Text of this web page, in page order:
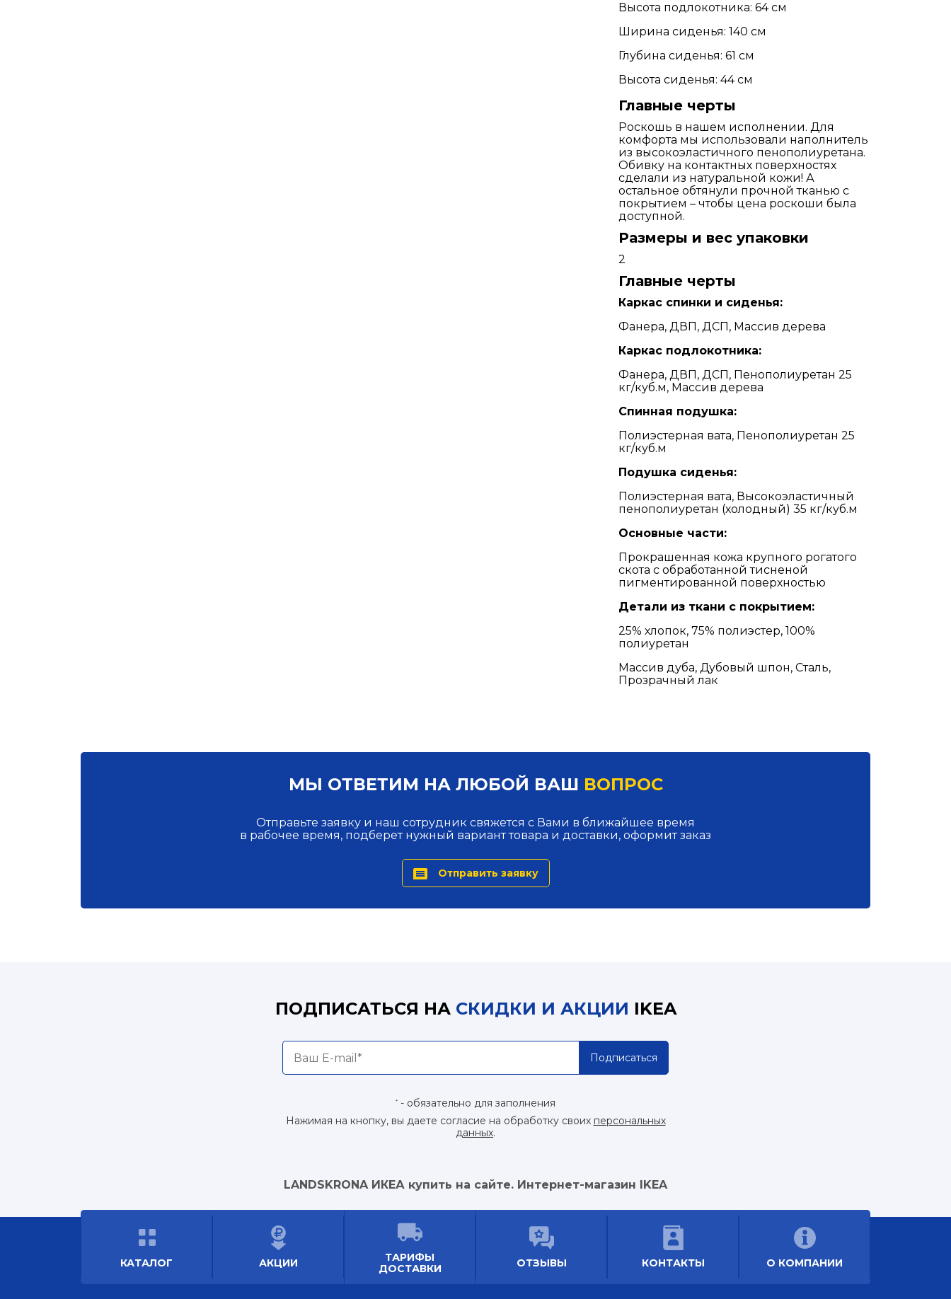
Высота подлокотника: 64 см
Ширина сиденья: 140 см
Глубина сиденья: 61 см
Высота сиденья: 44 см
Главные черты
Роскошь в нашем исполнении. Для
комфорта мы использовали наполнитель
из высокоэластичного пенополиуретана.
Обивку на контактных поверхностях
сделали из натуральной кожи! А
остальное обтянули прочной тканью с
покрытием – чтобы цена роскоши была
доступной.
Размеры и вес упаковки
2
Главные черты
Каркас спинки и сиденья:
Фанера, ДВП, ДСП, Массив дерева
Каркас подлокотника:
Фанера, ДВП, ДСП, Пенополиуретан 25
кг/куб.м, Массив дерева
Спинная подушка:
Полиэстерная вата, Пенополиуретан 25
кг/куб.м
Подушка сиденья:
Полиэстерная вата, Высокоэластичный
пенополиуретан (холодный) 35 кг/куб.м
Основные части:
Прокрашенная кожа крупного рогатого
скота с обработанной тисненой
пигментированной поверхностью
Детали из ткани с покрытием:
25% хлопок, 75% полиэстер, 100%
полиуретан
Массив дуба, Дубовый шпон, Сталь,
Прозрачный лак
МЫ ОТВЕТИМ НА ЛЮБОЙ ВАШ ВОПРОС
Отправьте заявку и наш сотрудник свяжется с Вами в ближайшее время
в рабочее время, подберет нужный вариант товара и доставки, оформит заказ
Отправить заявку
ПОДПИСАТЬСЯ НА СКИДКИ И АКЦИИ IKEA
Подписаться
* - обязательно для заполнения
Нажимая на кнопку, вы даете согласие на обработку своих персональных
данных.
LANDSKRONA ИКЕА купить на сайте. Интернет-магазин IKEA
КАТАЛОГ АКЦИИ
ТАРИФЫ
ДОСТАВКИ
ОТЗЫВЫ КОНТАКТЫ О КОМПАНИИ